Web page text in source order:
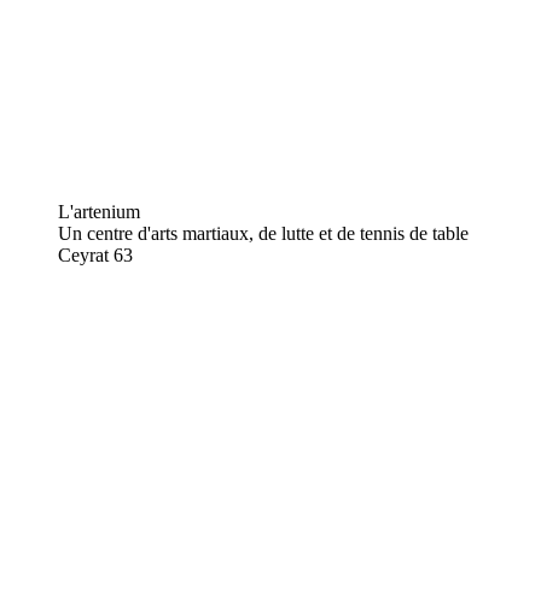
L'artenium
Un centre d'arts martiaux, de lutte et de tennis de table
Ceyrat 63